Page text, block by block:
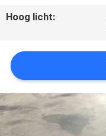
SITEMAP
PRIVACY
POLICY
Hoog licht: